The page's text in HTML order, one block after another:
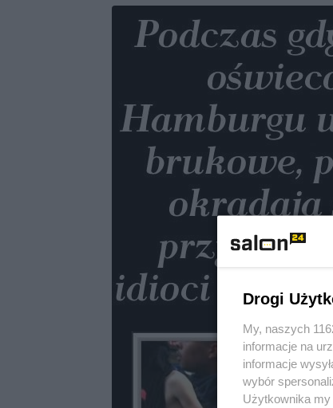
Drogi
My, naszych
informacje na
informacje
wybór
Użytkownika